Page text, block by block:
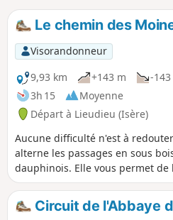
Le chemin des
Visorandonneur
9,93 km
+143 m
-
3h 15
Moyenne
Départ à Lieudieu (Isère)
Aucune difficulté n'est à
alterne les passages en sous
dauphinois. Elle vous permet
demeures : la maison forte de
Bonnevaux et le château Avril
quelques étangs.
Circuit de l'Abbaye